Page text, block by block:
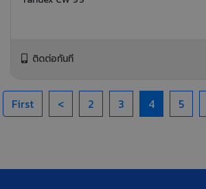
ติดต่อทันที
First < 2 3 4 5